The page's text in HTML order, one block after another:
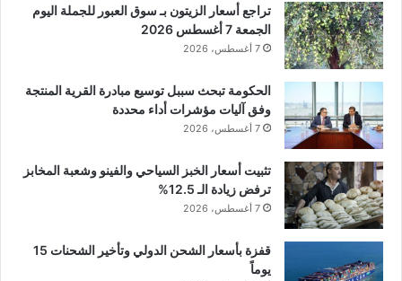
تراجع أسعار الزيتون بـ سوق العبور للجملة اليوم
الجمعة 7 أغسطس 2026
7 أغسطس، 2026
الحكومة تبحث سببل توسيع مبادرة القرية المنتجة
وفق آليات مؤشرات أداء محددة
7 أغسطس، 2026
تثبيت أسعار الخبز السياحي والفينو وشعبة المخابز
ترفض زيادة الـ 12.5%
7 أغسطس، 2026
قفزة بأسعار الشحن الدولي وتأخير الشحنات 15
يوماً